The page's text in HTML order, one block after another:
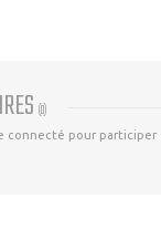
(0)
connecté pour participer